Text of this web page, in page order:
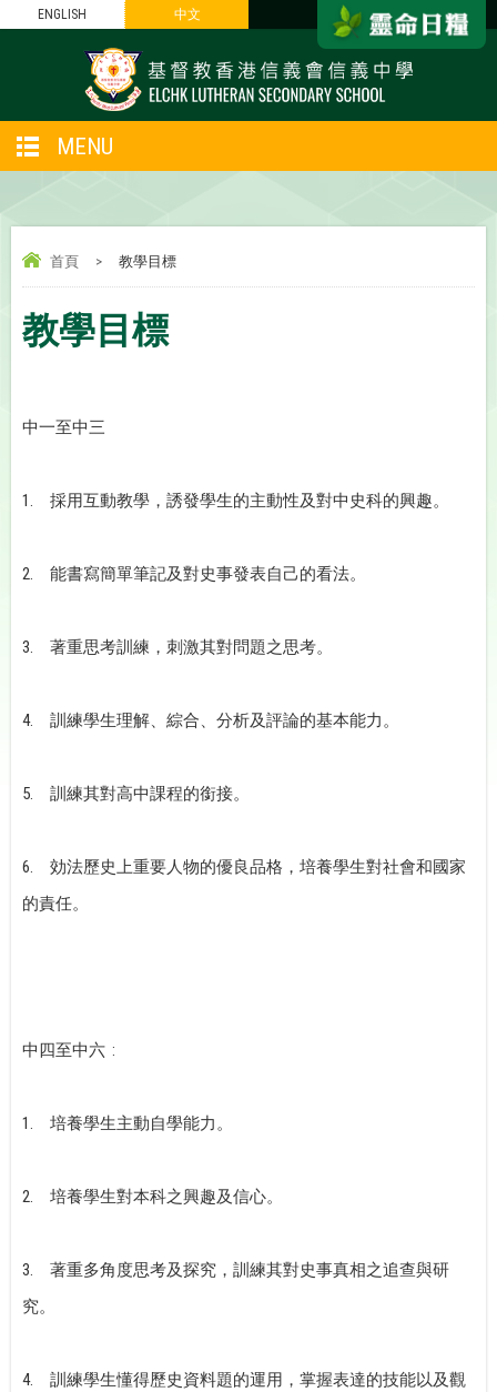
ENGLISH 中文
MENU
首頁 > 教學目標
教學目標
中一至中三
1. 採用互動教學，誘發學生的主動性及對中史科的興趣。
2. 能書寫簡單筆記及對史事發表自己的看法。
3. 著重思考訓練，刺激其對問題之思考。
4. 訓練學生理解、綜合、分析及評論的基本能力。
5. 訓練其對高中課程的銜接。
6. 効法歷史上重要人物的優良品格，培養學生對社會和國家
的責任。
中四至中六 :
1. 培養學生主動自學能力。
2. 培養學生對本科之興趣及信心。
3. 著重多角度思考及探究，訓練其對史事真相之追查與研
究。
4. 訓練學生懂得歷史資料題的運用，掌握表達的技能以及觀